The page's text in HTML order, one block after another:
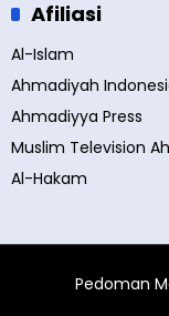
Afiliasi
Al-Islam
Ahmadiyah
Ahmadiyya Press
Muslim Television
Al-Hakam
Pedoman